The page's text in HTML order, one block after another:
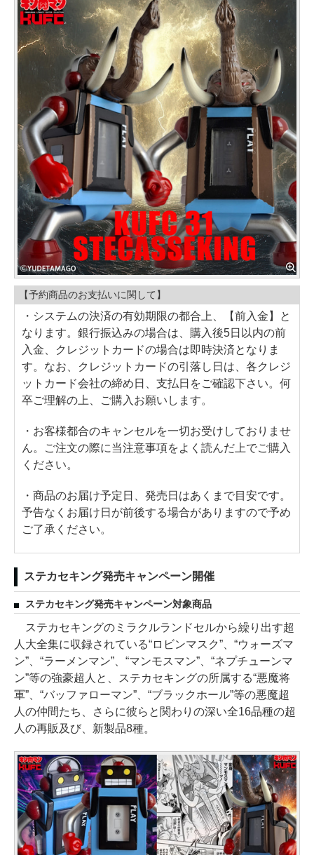
【予約商品のお支払いに関して】
・システムの決済の有効期限の都合上、【前入金】と
なります。銀行振込みの場合は、購入後5日以内の前
入金、クレジットカードの場合は即時決済となりま
す。なお、クレジットカードの引落し日は、各クレジ
ットカード会社の締め日、支払日をご確認下さい。何
卒ご理解の上、ご購入お願いします。
・お客様都合のキャンセルを一切お受けしておりませ
ん。ご注文の際に当注意事項をよく読んだ上でご購入
ください。
・商品のお届け予定日、発売日はあくまで目安です。
予告なくお届け日が前後する場合がありますので予め
ご了承ください。
ステカセキング発売キャンペーン開催
ステカセキング発売キャンペーン対象商品
ステカセキングのミラクルランドセルから繰り出す超
人大全集に収録されている“ロビンマスク”、“ウォーズマ
ン”、“ラーメンマン”、“マンモスマン”、“ネプチューンマ
ン”等の強豪超人と、ステカセキングの所属する“悪魔将
軍”、“バッファローマン”、“ブラックホール”等の悪魔超
人の仲間たち、さらに彼らと関わりの深い全16品種の超
人の再販及び、新製品8種。